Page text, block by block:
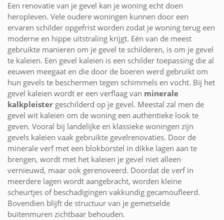
Een renovatie van je gevel kan je woning echt doen
heropleven. Vele oudere woningen kunnen door een
ervaren schilder opgefrist worden zodat je woning terug een
moderne en hippe uitstraling krijgt. Eén van de meest
gebruikte manieren om je gevel te schilderen, is om je gevel
te kaleien. Een gevel kaleien is een schilder toepassing die al
eeuwen meegaat en die door de boeren werd gebruikt om
hun gevels te beschermen tegen schimmels en vocht. Bij het
gevel kaleien wordt er een verflaag van minerale
kalkpleister geschilderd op je gevel. Meestal zal men de
gevel wit kaleien om de woning een authentieke look te
geven. Vooral bij landelijke en klassieke woningen zijn
gevels kaleien vaak gebruikte gevelrenovaties. Door de
minerale verf met een blokborstel in dikke lagen aan te
brengen, wordt met het kaleien je gevel niet alleen
vernieuwd, maar ook gerenoveerd. Doordat de verf in
meerdere lagen wordt aangebracht, worden kleine
scheurtjes of beschadigingen vakkundig gecamoufleerd.
Bovendien blijft de structuur van je gemetselde
buitenmuren zichtbaar behouden.